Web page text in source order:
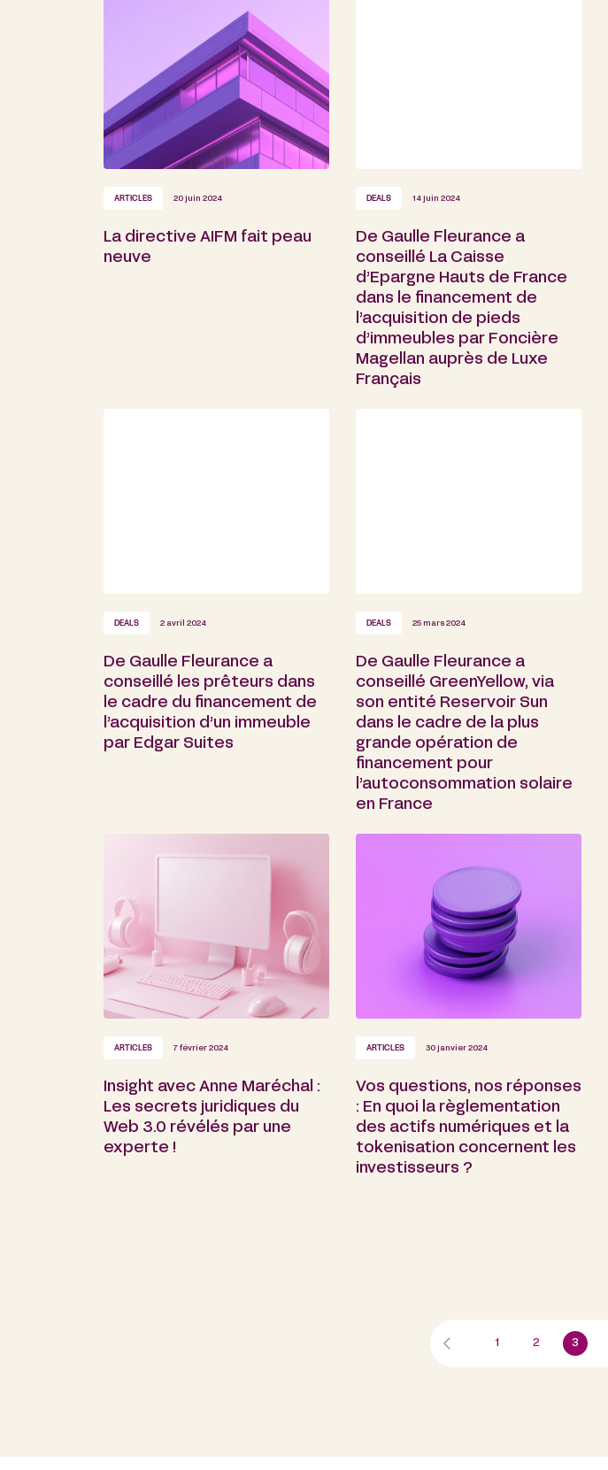
ARTICLES 20 juin 2024
La directive AIFM fait peau
neuve
DEALS 14 juin 2024
De Gaulle Fleurance a
conseillé La Caisse
d’Epargne Hauts de France
dans le financement de
l’acquisition de pieds
d’immeubles par Foncière
Magellan auprès de Luxe
Français
DEALS 2 avril 2024
De Gaulle Fleurance a
conseillé les prêteurs dans
le cadre du financement de
l’acquisition d’un immeuble
par Edgar Suites
DEALS 25 mars 2024
De Gaulle Fleurance a
conseillé GreenYellow, via
son entité Reservoir Sun
dans le cadre de la plus
grande opération de
financement pour
l’autoconsommation solaire
en France
ARTICLES 7 février 2024
Insight avec Anne Maréchal :
Les secrets juridiques du
Web 3.0 révélés par une
experte !
ARTICLES 30 janvier 2024
Vos questions, nos réponses
: En quoi la règlementation
des actifs numériques et la
tokenisation concernent les
investisseurs ?
1 2 3